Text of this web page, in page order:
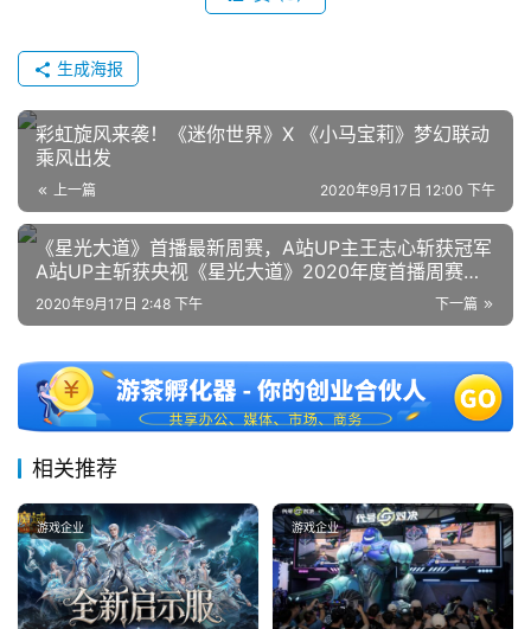
游
戏
2
5
第
十
三
届
金
7
月
生成海报
彩虹旋风来袭！《迷你世界》X 《小马宝莉》梦幻联动
乘风出发
上一篇 2020年9月17日 12:00 下午
《星光大道》首播最新周赛，A站UP主王志心斩获冠军
A站UP主斩获央视《星光大道》2020年度首播周赛冠
军
下一篇
2020年9月17日 2:48 下午
相关推荐
游戏企业 游戏企业